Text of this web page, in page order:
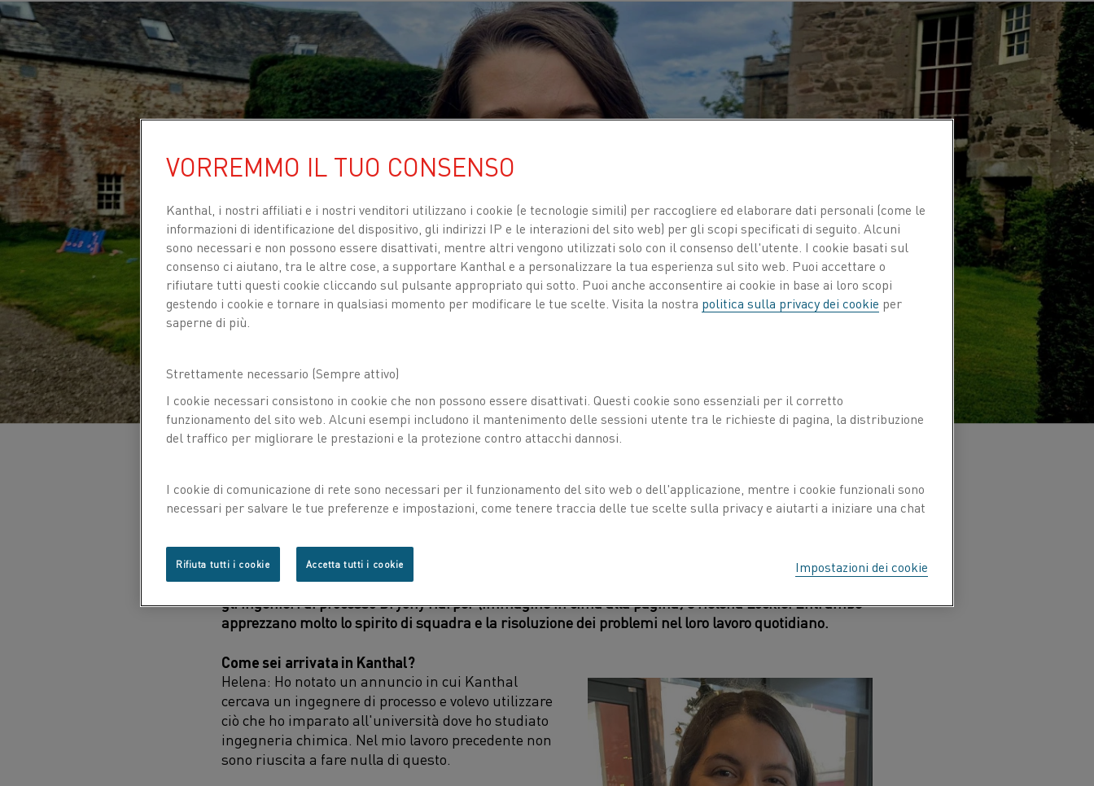
Una è ingegnere chimico, l'altra ha studiato biologia umana e sociologia, ma entrambe hanno
scelto una carriera in Kanthal, un'azienda di cui non avevano mai sentito parlare. Vi presentiamo
gli ingenieri di processo Bryony Harper (immagine in cima alla pagina) e Helena Lockie. Entrambe
apprezzano molto lo spirito di squadra e la risoluzione dei problemi nel loro lavoro quotidiano.
Come sei arrivata in Kanthal?
Helena: Ho notato un annuncio in cui Kanthal
cercava un ingegnere di processo e volevo utilizzare
ciò che ho imparato all'università dove ho studiato
ingegneria chimica. Nel mio lavoro precedente non
sono riuscita a fare nulla di questo.
VORREMMO IL TUO CONSENSO
Kanthal, i nostri affiliati e i nostri venditori utilizzano i cookie (e tecnologie simili) per raccogliere ed elaborare dati personali (come le
informazioni di identificazione del dispositivo, gli indirizzi IP e le interazioni del sito web) per gli scopi specificati di seguito. Alcuni
sono necessari e non possono essere disattivati, mentre altri vengono utilizzati solo con il consenso dell'utente. I cookie basati sul
consenso ci aiutano, tra le altre cose, a supportare Kanthal e a personalizzare la tua esperienza sul sito web. Puoi accettare o
rifiutare tutti questi cookie cliccando sul pulsante appropriato qui sotto. Puoi anche acconsentire ai cookie in base ai loro scopi
gestendo i cookie e tornare in qualsiasi momento per modificare le tue scelte. Visita la nostra politica sulla privacy dei cookie per
saperne di più.
Strettamente necessario (Sempre attivo)
I cookie necessari consistono in cookie che non possono essere disattivati. Questi cookie sono essenziali per il corretto
funzionamento del sito web. Alcuni esempi includono il mantenimento delle sessioni utente tra le richieste di pagina, la distribuzione
del traffico per migliorare le prestazioni e la protezione contro attacchi dannosi.
I cookie di comunicazione di rete sono necessari per il funzionamento del sito web o dell'applicazione, mentre i cookie funzionali sono
necessari per salvare le tue preferenze e impostazioni, come tenere traccia delle tue scelte sulla privacy e aiutarti a iniziare una chat
Impostazioni dei cookie
Rifiuta tutti i cookie Accetta tutti i cookie